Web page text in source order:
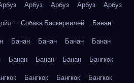
Арбуз Арбуз Арбуз
Арбуз
— Собака Баскервилей
Банан
Банан Банан Банан
Банан
Банан Банан Банан
Бангкок
Бангкок Бангкок
Бангкок